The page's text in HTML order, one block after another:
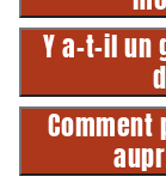
Y a-t-il un